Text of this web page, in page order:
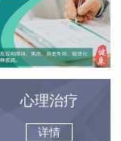
心理治疗
详情